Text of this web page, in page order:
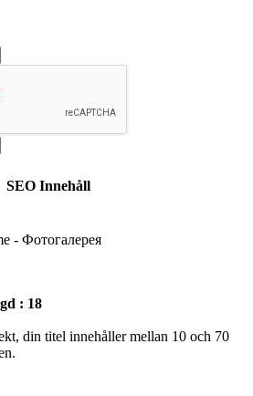
SEO Innehåll
- Фотогалерея
: 18
din titel innehåller mellan 10 och 70